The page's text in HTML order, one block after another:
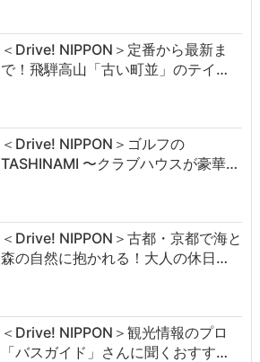
＜Drive! NIPPON＞定番から最新ま
で！飛騨高山「古い町並」のテイ…
＜Drive! NIPPON＞ゴルフの
TASHINAMI 〜クラブハウスが豪華…
＜Drive! NIPPON＞古都・京都で海と
森の自然に抱かれる！大人の休日…
＜Drive! NIPPON＞観光情報のプロ
「バスガイド」さんに聞くおすす…